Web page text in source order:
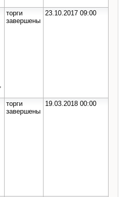
торги
завершены
23.10.2017 09:00
торги
завершены
19.03.2018 00:00